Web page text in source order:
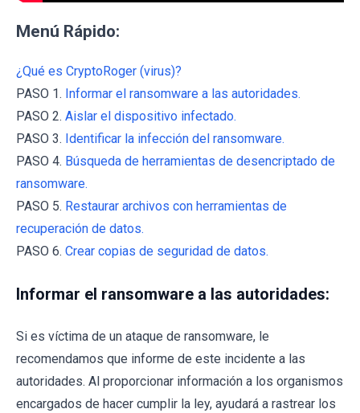
Menú Rápido:
¿Qué es CryptoRoger (virus)?
PASO 1. Informar el ransomware a las autoridades.
PASO 2. Aislar el dispositivo infectado.
PASO 3. Identificar la infección del ransomware.
PASO 4. Búsqueda de herramientas de desencriptado de
ransomware.
PASO 5. Restaurar archivos con herramientas de
recuperación de datos.
PASO 6. Crear copias de seguridad de datos.
Informar el ransomware a las autoridades:
Si es víctima de un ataque de ransomware, le
recomendamos que informe de este incidente a las
autoridades. Al proporcionar información a los organismos
encargados de hacer cumplir la ley, ayudará a rastrear los